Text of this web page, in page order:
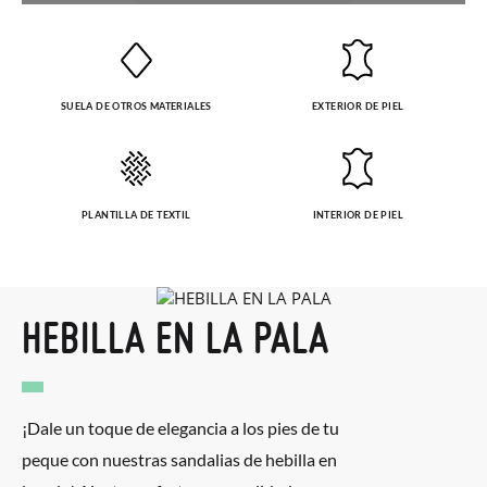
Cliente se encargará de todo: te mandaremos otra talla y te
recogeremos la primera, sin gastos, en unos pocos días!
serán gratuitas, ¡no tienes que preocuparte por nada! Puedes
SUELA DE OTROS MATERIALES EXTERIOR DE PIEL
PLANTILLA DE TEXTIL INTERIOR DE PIEL
HEBILLA EN LA PALA
¡Dale un toque de elegancia a los pies de tu
peque con nuestras sandalias de hebilla en